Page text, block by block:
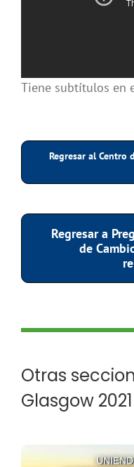
Tiene subtítulos en
Regresar al Centro
Regresar a
de
Otras
Glasgow 2021